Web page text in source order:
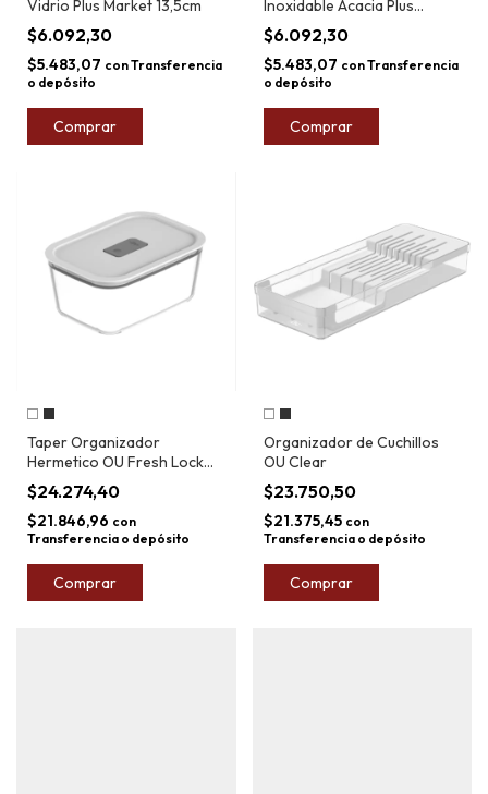
Vidrio Plus Market 13,5cm
$6.092,30
$5.483,07 conTransferencia
o depósito
Comprar
Inoxidable Acacia Plus
Market 21cm
$6.092,30
$5.483,07 conTransferencia
o depósito
Comprar
Taper Organizador
Hermetico OU Fresh Lock
1,2L
$24.274,40
$21.846,96 con
Transferencia o depósito
Comprar
Organizador de Cuchillos
OU Clear
$23.750,50
$21.375,45 con
Transferencia o depósito
Comprar